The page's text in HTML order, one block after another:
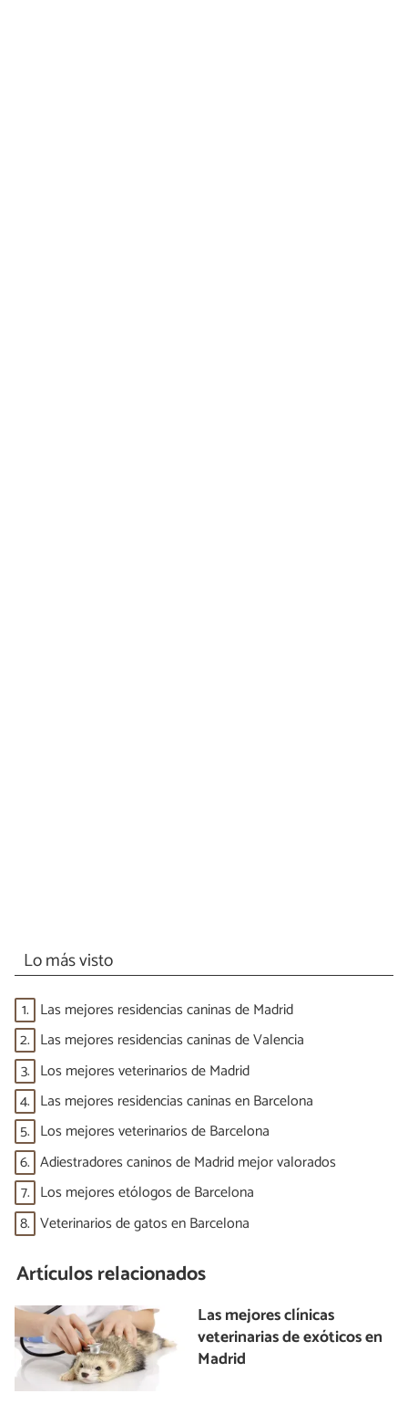
Lo más visto
1. Las mejores residencias caninas de Madrid
2. Las mejores residencias caninas de Valencia
3. Los mejores veterinarios de Madrid
4. Las mejores residencias caninas en Barcelona
5. Los mejores veterinarios de Barcelona
6. Adiestradores caninos de Madrid mejor valorados
7. Los mejores etólogos de Barcelona
8. Veterinarios de gatos en Barcelona
Artículos relacionados
Las mejores clínicas
veterinarias de exóticos en
Madrid